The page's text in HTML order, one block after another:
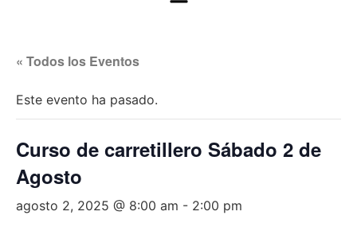
« Todos los Eventos
Este evento ha pasado.
Curso de carretillero Sábado 2 de
Agosto
agosto 2, 2025 @ 8:00 am - 2:00 pm